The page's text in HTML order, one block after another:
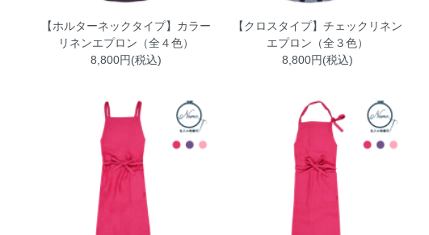
【ホルターネックタイプ】カラー
リネンエプロン（全４色）
8,800円(税込)
【クロスタイプ】チェックリネン
エプロン（全３色）
8,800円(税込)